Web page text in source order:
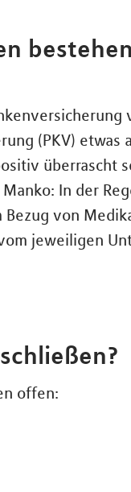
(PKV) etwas
überrascht
In der
von
jeweiligen
offen: